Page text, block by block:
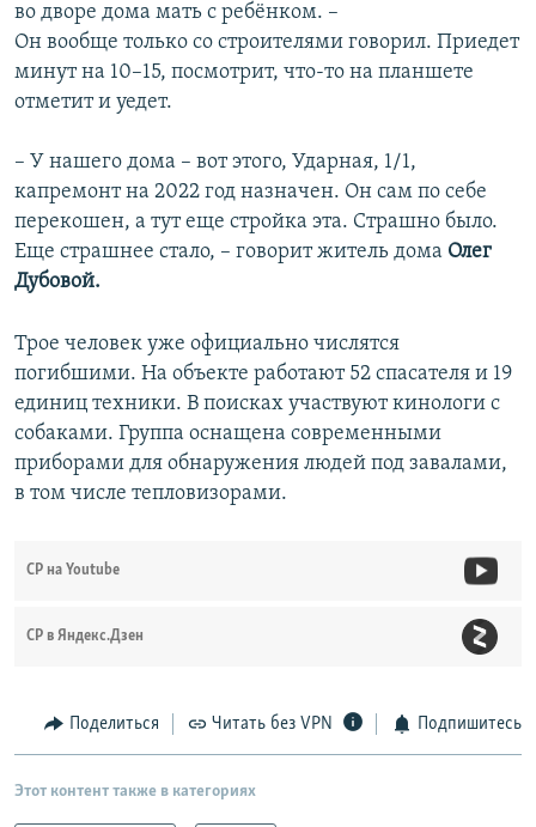
во дворе дома мать с ребёнком. –
Он вообще только со строителями говорил. Приедет
минут на 10–15, посмотрит, что-то на планшете
отметит и уедет.
– У нашего дома – вот этого, Ударная, 1/1,
капремонт на 2022 год назначен. Он сам по себе
перекошен, а тут еще стройка эта. Страшно было.
Еще страшнее стало, – говорит житель дома Олег
Дубовой.
Трое человек уже официально числятся
погибшими. На объекте работают 52 спасателя и 19
единиц техники. В поисках участвуют кинологи с
собаками. Группа оснащена современными
приборами для обнаружения людей под завалами,
в том числе тепловизорами.
СР на Youtube
СР в Яндекс.Дзен
Поделиться Читать без VPN Подпишитесь
Этот контент также в категориях